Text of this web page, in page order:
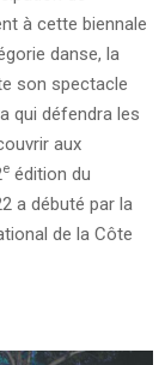
à cette biennale
danse, la
son spectacle
qui défendra les
aux
e édition du
a débuté par la
de la Côte